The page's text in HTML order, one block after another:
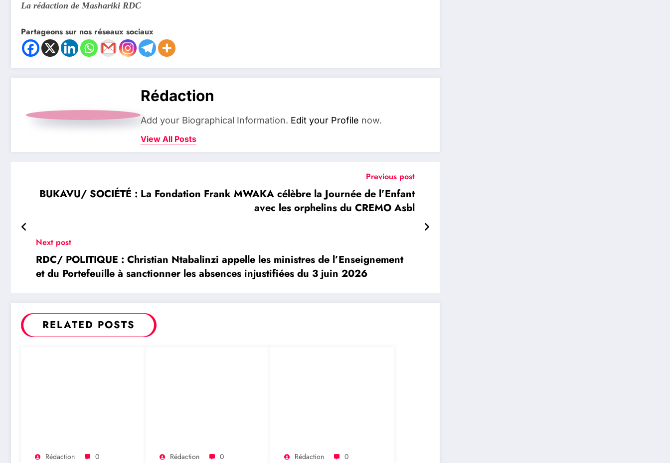
La rédaction de Mashariki RDC
Partageons sur nos réseaux sociaux
Rédaction
Add your Biographical Information. Edit your Profile now.
View All Posts
Previous post
BUKAVU/ SOCIÉTÉ : La Fondation Frank MWAKA célèbre la Journée de l’Enfant
avec les orphelins du CREMO Asbl
Next post
RDC/ POLITIQUE : Christian Ntabalinzi appelle les ministres de l’Enseignement
et du Portefeuille à sanctionner les absences injustifiées du 3 juin 2026
RELATED POSTS
Rédaction 0 Rédaction 0 Rédaction 0